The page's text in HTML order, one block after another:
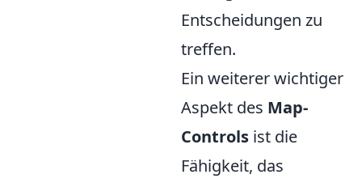
Entscheidungen zu
treffen.
Ein weiterer wichtiger
Aspekt des Map-
Controls ist die
Fähigkeit, das